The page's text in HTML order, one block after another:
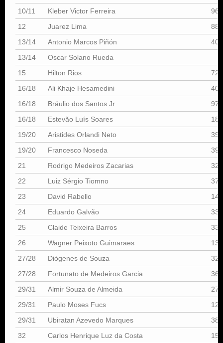
10/11
Kleber Victor Ferreira
968
12
Juarez Lima
888
13/14
Antonio Marcos Piñón
13/14
Oscar Solano Rueda
15
Hilton Rios
727
16/18
Ali Khaje Hesamedini
16/18
Bráulio dos Santos Jr
971
16/18
Estevão Luís Soares
19/20
Aristides Orlandi Neto
19/20
Francesco Noseda
21
Rodrigo Medeiros Zacarias
22
Luiz Sérgio Tiomno
23
David Rabello
24
Eduardo Galvão
25
Claide Teixeira Barros
26
Wagner Peixoto Guimaraes
27/28
Diógenes de Souza
27/28
Fortunato de Medeiros Garcia
29/31
Almir Souza de Almeida
29/31
Paulo Moses Fucs
29/31
Ubiratan Azevedo Marques
384
32
Carlos Henrique Luz da Costa